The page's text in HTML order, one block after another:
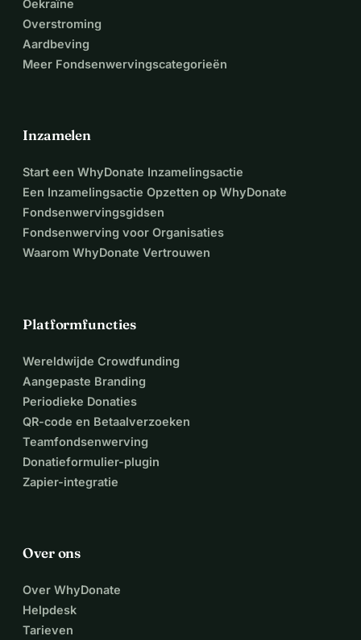
Oekraïne
Overstroming
Aardbeving
Meer Fondsenwervingscategorieën
Inzamelen
Start een WhyDonate Inzamelingsactie
Een Inzamelingsactie Opzetten op WhyDonate
Fondsenwervingsgidsen
Fondsenwerving voor Organisaties
Waarom WhyDonate Vertrouwen
Platformfuncties
Wereldwijde Crowdfunding
Aangepaste Branding
Periodieke Donaties
QR-code en Betaalverzoeken
Teamfondsenwerving
Donatieformulier-plugin
Zapier-integratie
Over ons
Over WhyDonate
Helpdesk
Tarieven